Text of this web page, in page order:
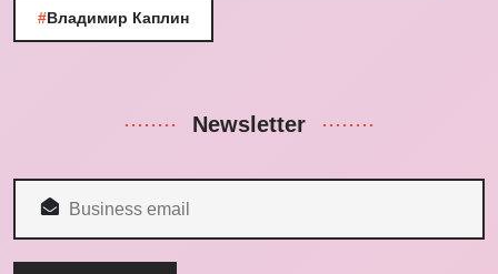
#Владимир Каплин
Newsletter